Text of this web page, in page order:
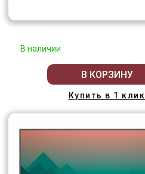
В наличии
В КОРЗИНУ
Купить в 1 клик